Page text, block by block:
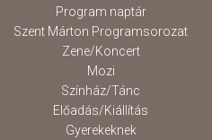
Program naptár
Szent Márton Programsorozat
Zene/Koncert
Mozi
Színház/Tánc
Előadás/Kiállítás
Gyerekeknek